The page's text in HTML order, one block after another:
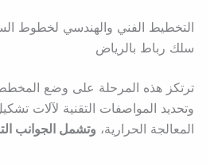
التخطيط الفني والهندسي لخطوط
سلك رباط بالرياض
ترتكز هذه المرحلة على وضع
وتحديد المواصفات التقنية لآلات
المعالجة الحرارية، وتشمل الجوانب